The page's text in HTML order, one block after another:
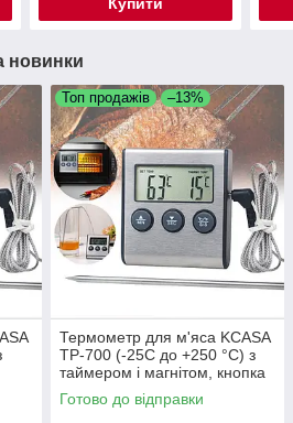
Купити
новинки
і
Топ продажів –13%
Термометр для м'яса KCASA
TP-700 (-25C до +250 °C) з
таймером і магнітом, кнопка
увімкнення та вимкнення
Готово до відправки